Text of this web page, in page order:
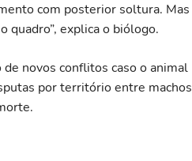
com posterior soltura. Mas
quadro”, explica o biólogo.
novos conflitos caso o animal
por território entre machos